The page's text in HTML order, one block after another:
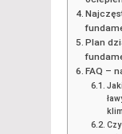
Plan
FAQ –